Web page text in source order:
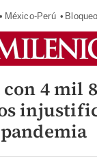
México-Perú
4 mil